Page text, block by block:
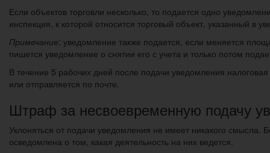
Если объектов торговли несколько, то подается одно
инспекция, к которой относится торговый объект, указанный в
Примечание: уведомление также подается, если меняется
пишется уведомление о снятии его с учета и только потом
В течение 5 рабочих дней после подачи уведомления
или отправляется по почте.
Штраф за несвоевременную подачу
Уклоняться от подачи уведомления не имеет никакого смысла.
осведомлена о том, какая деятельность на них ведется.